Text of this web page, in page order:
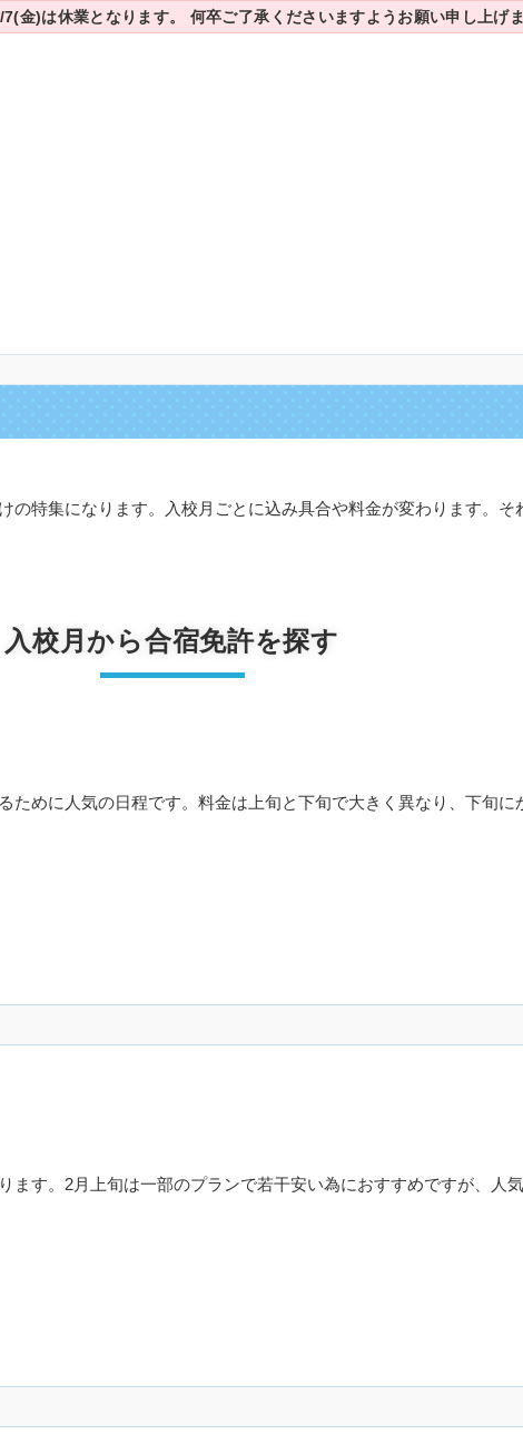
7(金)は休業となります。 何卒ご了承くださいますようお願い申し上げ
の特集になります。入校月ごとに込み具合や料金が変わります。そ
入校月から合宿免許を探す
ために人気の日程です。料金は上旬と下旬で大きく異なり、下旬に
ます。2月上旬は一部のプランで若干安い為におすすめですが、人